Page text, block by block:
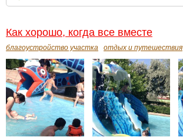
Как хорошо, когда все вместе
благоустройство участка отдых и путешествия